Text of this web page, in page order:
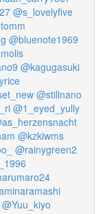
@s_lovelyfive
@bluenote1969
@kagugasuki
@stillnano
@1_eyed_yully
@kzkiwms
@rainygreen2
@Yuu_kiyo